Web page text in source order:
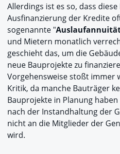
Allerdings ist es so, dass
Ausfinanzierung der Kredite
sogenannte "
und Mietern monatlich
geschieht das, um die
neue Bauprojekte zu
Vorgehensweise stoßt immer
Kritik, da manche Bauträger
Bauprojekte in Planung
nach der Instandhaltung der
nicht an die Mitglieder der
wird.